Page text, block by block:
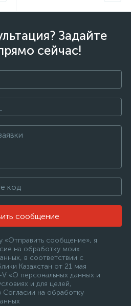
Задайте
сейчас!
сообщение
«Отправить сообщение», я
на обработку моих
в соответствии с
Казахстан от 21 мая
«О персональных данных и
и для целей,
Согласии на обработку